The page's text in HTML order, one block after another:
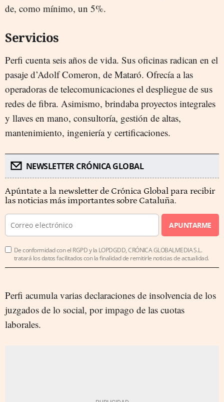
de, como mínimo, un 5%.
Servicios
Perfi cuenta seis años de vida. Sus oficinas radican en el
pasaje d’Adolf Comeron, de Mataró. Ofrecía a las
operadoras de telecomunicaciones el despliegue de sus
redes de fibra. Asimismo, brindaba proyectos integrales
y llaves en mano, consultoría, gestión de altas,
mantenimiento, ingeniería y certificaciones.
NEWSLETTER CRÓNICA GLOBAL
Apúntate a la newsletter de Crónica Global para recibir
las noticias más importantes sobre Cataluña.
APUNTARME
De conformidad con el RGPD y la LOPDGDD, CRÓNICA GLOBALMEDIA S.L.
tratará los datos facilitados con la finalidad de remitirle noticias de actualidad.
Perfi acumula varias declaraciones de insolvencia de los
juzgados de lo social, por impago de las cuotas
laborales.